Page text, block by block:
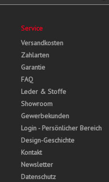
Service
Versandkosten
Zahlarten
Garantie
FAQ
Leder & Stoffe
Showroom
Gewerbekunden
Login - Persönlicher Bereich
Design-Geschichte
Kontakt
Newsletter
Datenschutz